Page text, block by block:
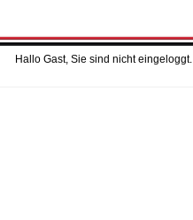
Hallo Gast, Sie sind nicht eingeloggt.